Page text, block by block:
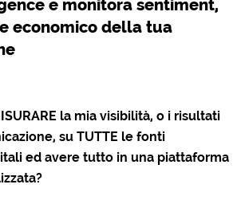
e monitora sentiment,
economico della tua
la mia visibilità, o i risultati
su TUTTE le fonti
ed avere tutto in una piattaforma